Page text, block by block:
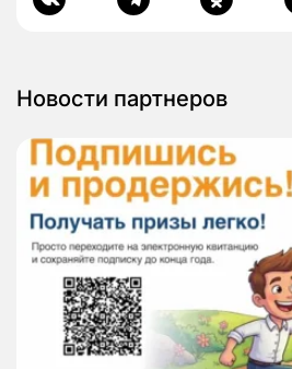
Новости партнеров